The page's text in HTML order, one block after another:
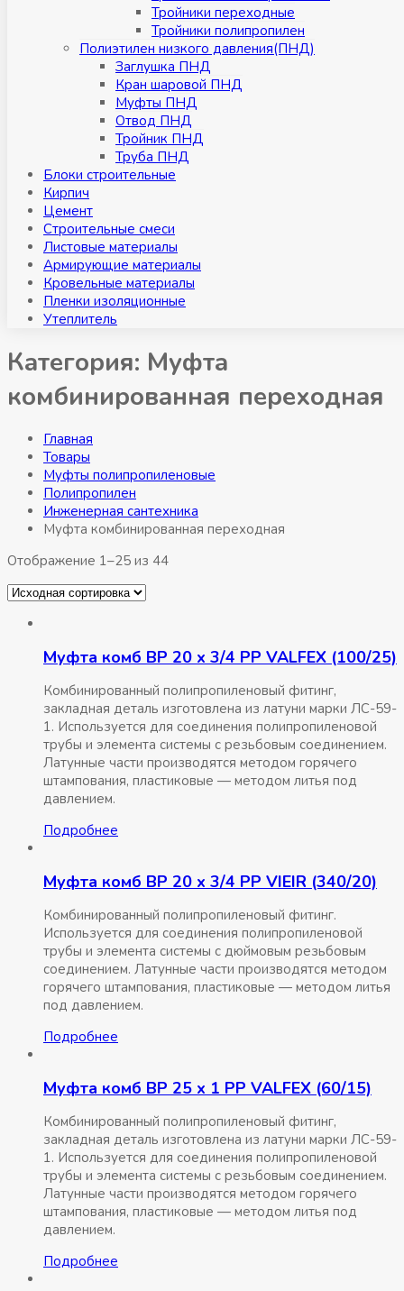
Тройники переходные
Тройники полипропилен
Полиэтилен низкого давления(ПНД)
Заглушка ПНД
Кран шаровой ПНД
Муфты ПНД
Отвод ПНД
Тройник ПНД
Труба ПНД
Блоки строительные
Кирпич
Цемент
Строительные смеси
Листовые материалы
Армирующие материалы
Кровельные материалы
Пленки изоляционные
Утеплитель
Категория: Муфта
комбинированная переходная
Главная
Товары
Муфты полипропиленовые
Полипропилен
Инженерная сантехника
Муфта комбинированная переходная
Отображение 1–25 из 44
Муфта комб ВР 20 x 3/4 РР VALFEX (100/25)
Комбинированный полипропиленовый фитинг,
закладная деталь изготовлена из латуни марки ЛС-59-
1. Используется для соединения полипропиленовой
трубы и элемента системы с резьбовым соединением.
Латунные части производятся методом горячего
штампования, пластиковые — методом литья под
давлением.
Подробнее
Муфта комб ВР 20 x 3/4 РР VIEIR (340/20)
Комбинированный полипропиленовый фитинг.
Используется для соединения полипропиленовой
трубы и элемента системы с дюймовым резьбовым
соединением. Латунные части производятся методом
горячего штампования, пластиковые — методом литья
под давлением.
Подробнее
Муфта комб ВР 25 x 1 РР VALFEX (60/15)
Комбинированный полипропиленовый фитинг,
закладная деталь изготовлена из латуни марки ЛС-59-
1. Используется для соединения полипропиленовой
трубы и элемента системы с резьбовым соединением.
Латунные части производятся методом горячего
штампования, пластиковые — методом литья под
давлением.
Подробнее